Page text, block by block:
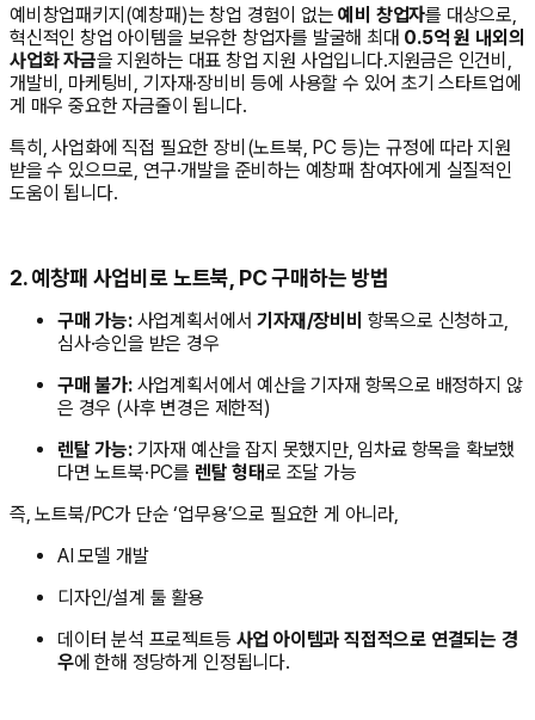
예비창업패키지(예창패)는 창업 경험이 없는예비 창업자를 대상으로,
혁신적인 창업 아이템을 보유한 창업자를 발굴해 최대 0.5억 원 내외의
사업화 자금을 지원하는 대표 창업 지원 사업입니다.지원금은 인건비,
개발비, 마케팅비, 기자재·장비비 등에 사용할 수 있어 초기 스타트업에
게 매우 중요한 자금줄이 됩니다.
특히, 사업화에 직접 필요한 장비(노트북, PC 등)는 규정에 따라 지원
받을 수 있으므로, 연구·개발을 준비하는 예창패 참여자에게 실질적인
도움이 됩니다.
2. 예창패 사업비로 노트북, PC 구매하는 방법
구매 가능:사업계획서에서기자재/장비비 항목으로 신청하고,
심사·승인을 받은 경우
구매 불가:사업계획서에서 예산을 기자재 항목으로 배정하지 않
은 경우 (사후 변경은 제한적)
렌탈 가능:기자재 예산을 잡지 못했지만, 임차료 항목을 확보했
다면 노트북·PC를 렌탈 형태로 조달 가능
즉, 노트북/PC가 단순 ‘업무용’으로 필요한 게 아니라,
AI 모델 개발
디자인/설계 툴 활용
데이터 분석 프로젝트등 사업 아이템과 직접적으로 연결되는 경
우에 한해 정당하게 인정됩니다.